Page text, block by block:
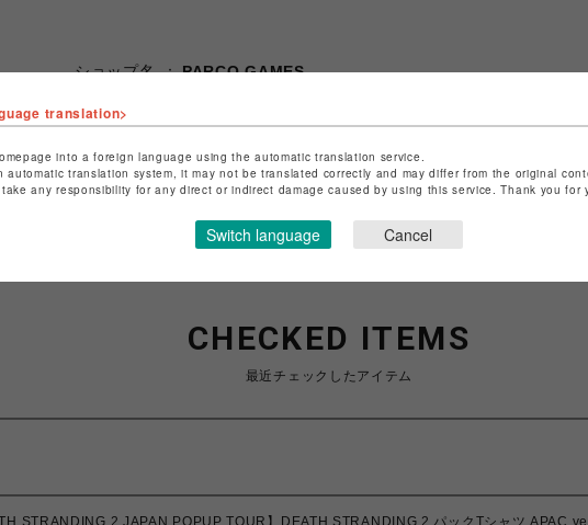
ショップ名
PARCO GAMES
ショップお問い合わせはこちら
CHECKED ITEMS
最近チェックしたアイテム
STRANDING 2 JAPAN POPUP TOUR】DEATH STRANDING 2 パックTシャツ APAC
translation>
into a foreign language using the automatic translation service.
automatic translation system, it may not be translated correctly and may differ from the original
any responsibility for any direct or indirect damage caused by using this service. Thank you for
Switch language Cancel